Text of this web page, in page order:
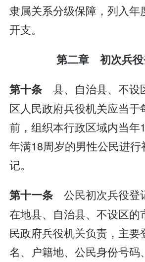
隶属关系分级保障，列入年
开支。
第二章 初次兵役
第十条县、自治县、不设
区人民政府兵役机关应当于
前，组织本行政区域内当年
年满18周岁的男性公民进行
记。
第十一条公民初次兵役登
在地县、自治县、不设区的
民政府兵役机关负责，主要
名、户籍地、公民身份号码